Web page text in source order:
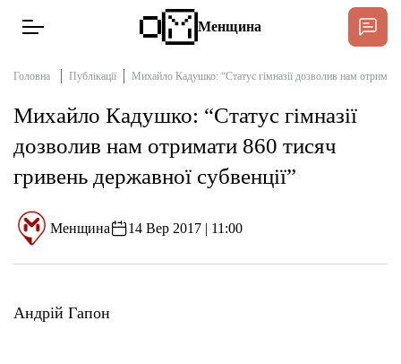
Новини
Тексти
Менщина
Головна Публікації Михайло Кадушко: “Статус гімназії дозволив нам
Михайло Кадушко: “Статус гімназії
дозволив нам отримати 860 тисяч
гривень державної субвенції”
Менщина 14 Вер 2017 | 11:00
Андрій Гапон